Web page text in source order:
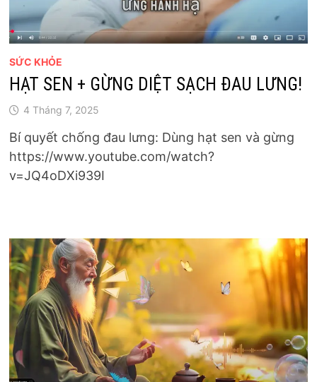
SỨC KHỎE
HẠT SEN + GỪNG DIỆT SẠCH ĐAU LƯNG!
4 Tháng 7, 2025
Bí quyết chống đau lưng: Dùng hạt sen và gừng
https://www.youtube.com/watch?
v=JQ4oDXi939I